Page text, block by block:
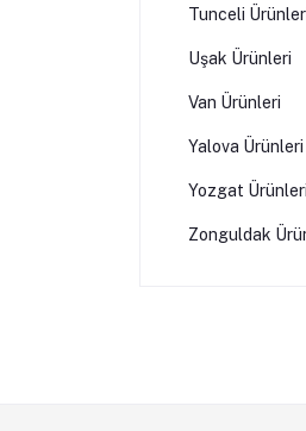
Tunceli
Uşak Ürünleri
Van Ürünleri
Yalova Ürünleri
Yozgat Ürünleri
Zonguldak